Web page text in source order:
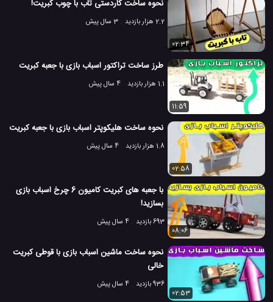
نحوه ساخت کاردستی تاب با چوب کبریت!
2.2 هزار بازدید 3 سال پیش
02:34
طرز ساخت تراکتور اسباب بازی با جعبه کبریت
1.1 هزار بازدید 4 سال پیش
11:59
نحوه ساخت هلیکوپتر اسباب بازی با جعبه کبریت
1.8 هزار بازدید 4 سال پیش
02:58
با جعبه های کبریت کامیون 6 چرخ اسباب بازی
بسازید!
693 بازدید
4 سال پیش
08:06
نحوه ساخت ماشین اسباب بازی با قوطی کبریت
خالی
936 بازدید
4 سال پیش
02:53